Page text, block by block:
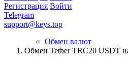
Регистрация Войти
Telegram
support@keys.top
Обмен валют
Обмен Tether TRC20 USDT